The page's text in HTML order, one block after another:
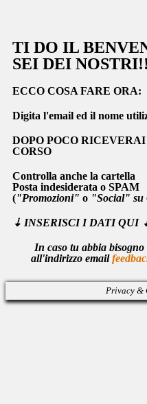
TI DO IL
SEI DEI NOSTRI!!
ECCO COSA FARE ORA:
Digita l'email ed il nome
DOPO POCO
CORSO
Controlla anche la cartella
Posta indesiderata o SPAM
("Promozioni" o "Social" su
⇣ INSERISCI I DATI QUI
In caso tu abbia
all'indirizzo email
Privacy &